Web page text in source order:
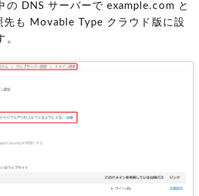
の DNS サーバーで example.com と
も Movable Type クラウド版に設
。